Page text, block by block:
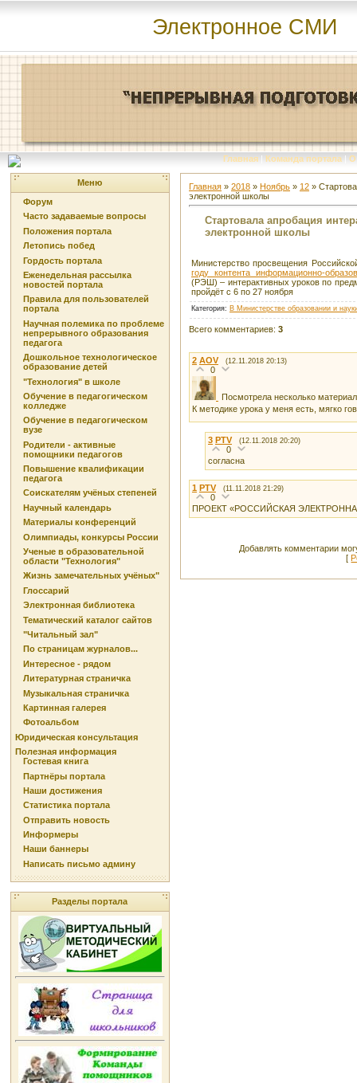
Электронное СМИ
Главная | Команда портала | О
Меню
Форум
Часто задаваемые вопросы
Положения портала
Летопись побед
Гордость портала
Еженедельная рассылка
новостей портала
Правила для пользователей
портала
Научная полемика по проблеме
непрерывного образования
педагога
Дошкольное технологическое
образование детей
"Технология" в школе
Обучение в педагогическом
колледже
Обучение в педагогическом
вузе
Родители - активные
помощники педагогов
Повышение квалификации
педагога
Соискателям учёных степеней
Научный календарь
Материалы конференций
Олимпиады, конкурсы России
Ученые в образовательной
области "Технология"
Жизнь замечательных учёных"
Глоссарий
Электронная библиотека
Тематический каталог сайтов
"Читальный зал"
По страницам журналов...
Интересное - рядом
Литературная страничка
Музыкальная страничка
Картинная галерея
Фотоальбом
Юридическая консультация
Полезная информация
Гостевая книга
Партнёры портала
Наши достижения
Статистика портала
Отправить новость
Информеры
Наши баннеры
Написать письмо админу
Разделы портала
Главная » 2018 » Ноябрь » 12 »
электронной школы
Стартовала апробация
электронной школы
Министерство просвещения
году контента информационно-
(РЭШ) – интерактивных уроков по
пройдёт с 6 по 27 ноября
Категория: В Министерстве образовании и
Всего комментариев: 3
2 AOV (12.11.2018 20:13)
0
Посмотрела несколько
К методике урока у меня есть, мягко
3 PTV (12.11.2018 20:20)
0
согласна
1 PTV (11.11.2018 21:29)
0
ПРОЕКТ «РОССИЙСКАЯ
Добавлять комментарии
[